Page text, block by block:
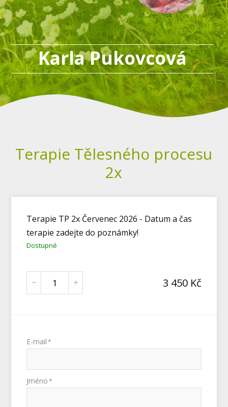
Karla Pukovcová
Terapie Tělesného procesu
2x
Terapie TP 2x Červenec 2026 - Datum a čas
terapie zadejte do poznámky!
Dostupné
3 450Kč
E-mail *
Jméno *